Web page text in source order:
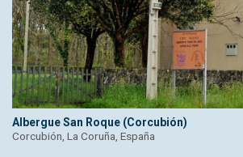
Albergue San Roque (Corcubión)
Corcubión, La Coruña, España